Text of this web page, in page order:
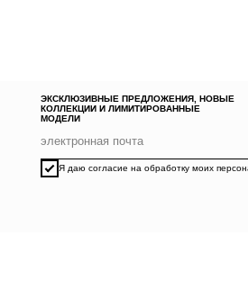
ЭКСКЛЮЗИВНЫЕ ПРЕДЛОЖЕНИЯ, НОВЫЕ
КОЛЛЕКЦИИ И ЛИМИТИРОВАННЫЕ
МОДЕЛИ
Я даю согласие на обработку моих